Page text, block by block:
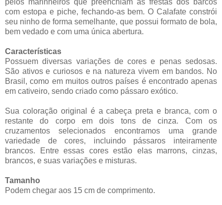
pelos marinheiros que preenchiam as frestas dos barcos
com estopa e piche, fechando-as bem. O Calafate constrói
seu ninho de forma semelhante, que possui formato de bola,
bem vedado e com uma única abertura.
Características
Possuem diversas variações de cores e penas sedosas.
São ativos e curiosos e na natureza vivem em bandos. No
Brasil, como em muitos outros países é encontrado apenas
em cativeiro, sendo criado como pássaro exótico.
Sua coloração original é a cabeça preta e branca, com o
restante do corpo em dois tons de cinza. Com os
cruzamentos selecionados encontramos uma grande
variedade de cores, incluindo pássaros inteiramente
brancos. Entre essas cores estão elas marrons, cinzas,
brancos, e suas variações e misturas.
Tamanho
Podem chegar aos 15 cm de comprimento.